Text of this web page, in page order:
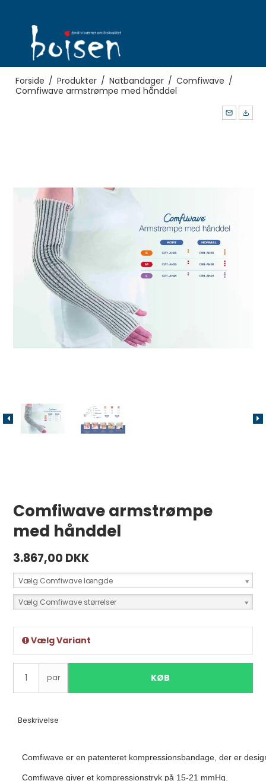
Forside / Produkter / Natbandager / Comfiwave /
Comfiwave armstrømpe med hånddel
Comfiwave armstrømpe
med hånddel
3.867,00 DKK
Vælg Comfiwave længde
Vælg Comfiwave størrelser
Vælg Variant
par KØB
Beskrivelse
Comfiwave er en patenteret kompressionsbandage, der er
Comfiwave giver et kompressionstryk på 15-21 mmHg.